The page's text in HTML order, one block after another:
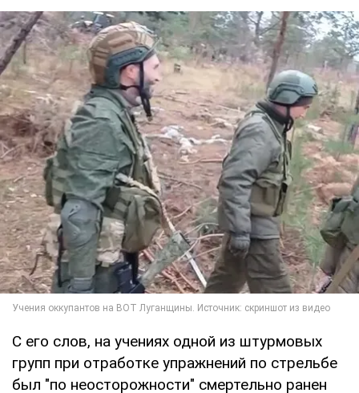
С его слов, на учениях одной из штурмовых
групп при отработке упражнений по стрельбе
был "по неосторожности" смертельно ранен